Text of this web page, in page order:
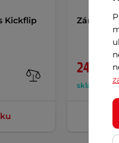
Kickflip
Zámek
249 Kč
skladem